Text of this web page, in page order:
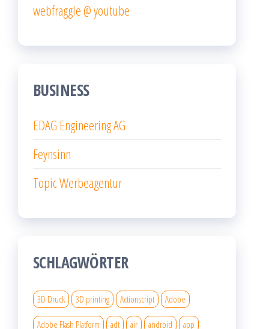
webfraggle @ youtube
BUSINESS
EDAG Engineering AG
Feynsinn
Topic Werbeagentur
SCHLAGWÖRTER
3D Druck 3D printing Actionscript Adobe
Adobe Flash Platform adt air android app